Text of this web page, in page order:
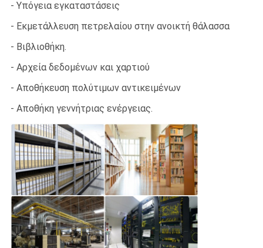
- Υπόγεια εγκαταστάσεις
- Εκμετάλλευση πετρελαίου στην ανοικτή θάλασσα
- Βιβλιοθήκη.
- Αρχεία δεδομένων και χαρτιού
- Αποθήκευση πολύτιμων αντικειμένων
- Αποθήκη γεννήτριας ενέργειας.